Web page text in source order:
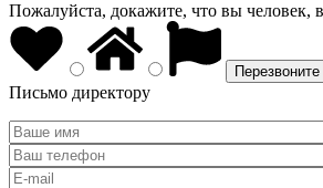
Пожалуйста, докажите, что вы человек,
Письмо директору